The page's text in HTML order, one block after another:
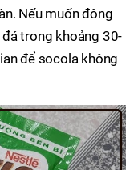
Nếu muốn đông
đá trong khoảng 30-
để socola không